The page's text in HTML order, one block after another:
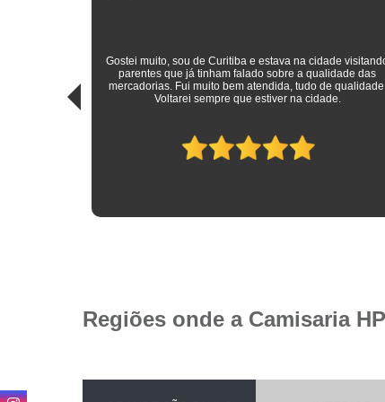
Roupas sociais de excelente qualidade e preço mais do
justo! Atendimento ímpar!
Regiões onde a Camisaria